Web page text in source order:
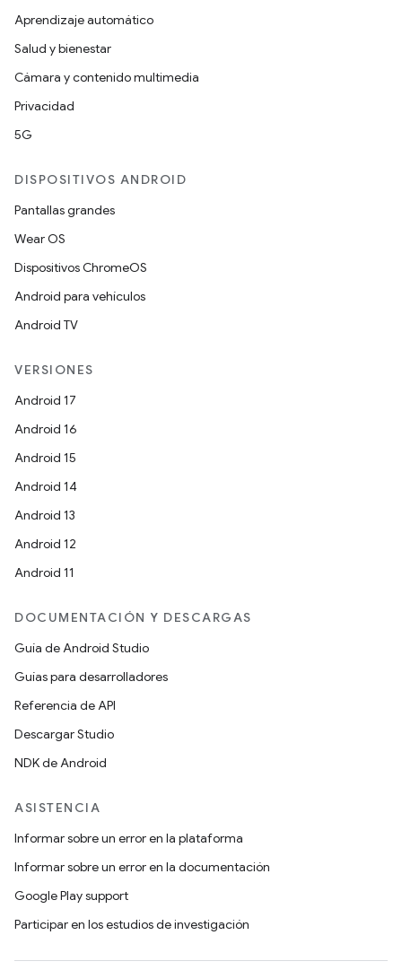
Aprendizaje automático
Salud y bienestar
Cámara y contenido multimedia
Privacidad
5G
DISPOSITIVOS ANDROID
Pantallas grandes
Wear OS
Dispositivos ChromeOS
Android para vehículos
Android TV
VERSIONES
Android 17
Android 16
Android 15
Android 14
Android 13
Android 12
Android 11
DOCUMENTACIÓN Y DESCARGAS
Guía de Android Studio
Guías para desarrolladores
Referencia de API
Descargar Studio
NDK de Android
ASISTENCIA
Informar sobre un error en la plataforma
Informar sobre un error en la documentación
Google Play support
Participar en los estudios de investigación